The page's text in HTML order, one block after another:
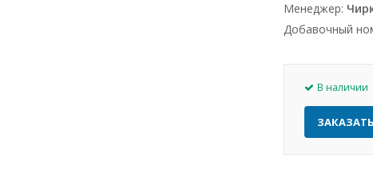
Менеджер:
Добавочный
В наличии
ЗАКАЗАТЬ